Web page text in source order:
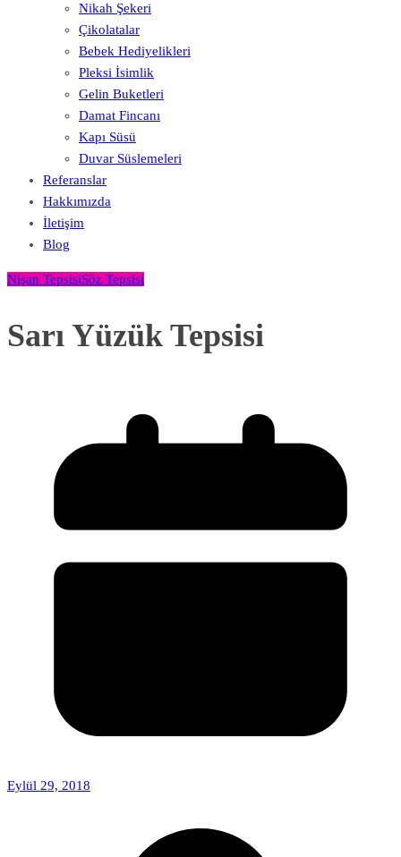
Nikah Şekeri
Çikolatalar
Bebek Hediyelikleri
Pleksi İsimlik
Gelin Buketleri
Damat Fincanı
Kapı Süsü
Duvar Süslemeleri
Referanslar
Hakkımızda
İletişim
Blog
Nişan TepsisiSöz Tepsisi
Sarı Yüzük Tepsisi
Eylül 29, 2018